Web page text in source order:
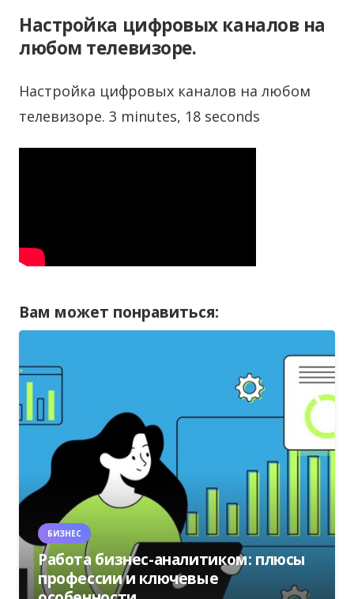
Настройка цифровых каналов на
любом телевизоре.
Настройка цифровых каналов на любом
телевизоре. 3 minutes, 18 seconds
Вам может понравиться:
БИЗНЕС
Работа бизнес-аналитиком: плюсы
профессии и ключевые